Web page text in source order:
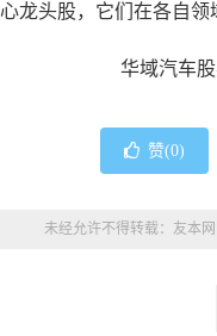
龙头股，它们在各自领
赞(0)
未经允许不得转载： 友本网